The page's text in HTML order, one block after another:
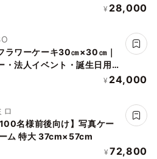
ントケーキ
¥ 28,000
ラワーケーキ30㎝×30㎝｜
・法人イベント・誕生日用｜
ケーキ
¥ 24,000
ロ
100名様前後向け】写真ケー
ム 特大 37cm×57cm
¥ 72,800